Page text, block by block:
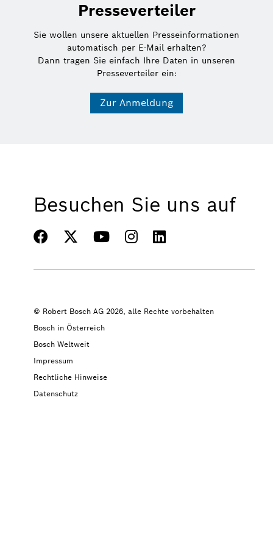
Presseverteiler
Sie wollen unsere aktuellen Presseinformationen
automatisch per E-Mail erhalten?
Dann tragen Sie einfach Ihre Daten in unseren
Presseverteiler ein:
Zur Anmeldung
Besuchen Sie uns auf
© Robert Bosch AG 2026, alle Rechte vorbehalten
Bosch in Österreich
Bosch Weltweit
Impressum
Rechtliche Hinweise
Datenschutz